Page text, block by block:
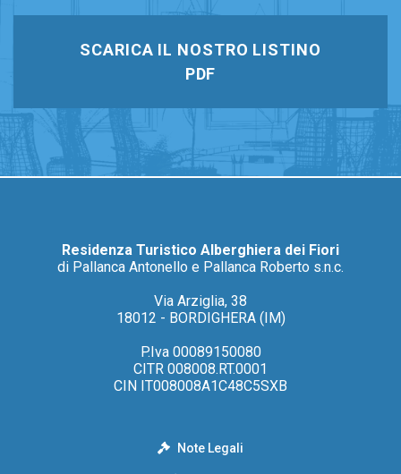
SCARICA IL NOSTRO LISTINO
PDF
Residenza Turistico Alberghiera dei Fiori
di Pallanca Antonello e Pallanca Roberto s.n.c.
Via Arziglia, 38
18012 - BORDIGHERA (IM)
P.Iva 00089150080
CITR 008008.RT.0001
CIN IT008008A1C48C5SXB
Note Legali